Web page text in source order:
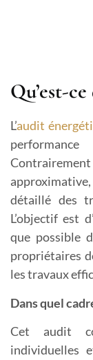
Qu’est-
L’audit
détaillé des
L’objectif est
que possible
propriétaires
les travaux
Dans quel
Cet audit
individuelles